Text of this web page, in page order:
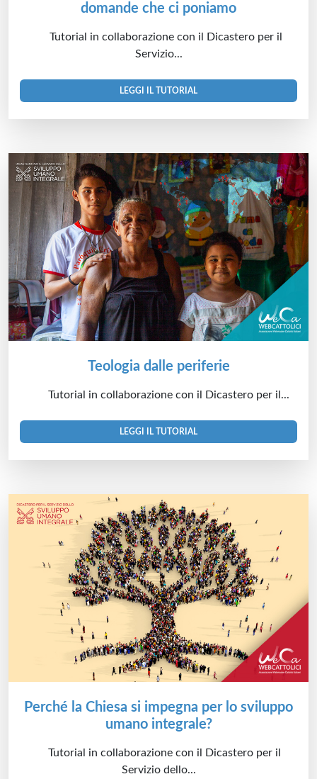
domande che ci poniamo
Tutorial in collaborazione con il Dicastero per il
Servizio...
LEGGI IL TUTORIAL
Teologia dalle periferie
Tutorial in collaborazione con il Dicastero per il...
LEGGI IL TUTORIAL
Perché la Chiesa si impegna per lo sviluppo
umano integrale?
Tutorial in collaborazione con il Dicastero per il
Servizio dello...